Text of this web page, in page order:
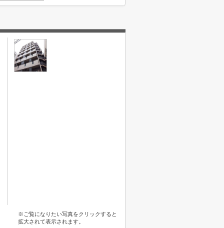
※ご覧になりたい写真をクリックすると
拡大されて表示されます。